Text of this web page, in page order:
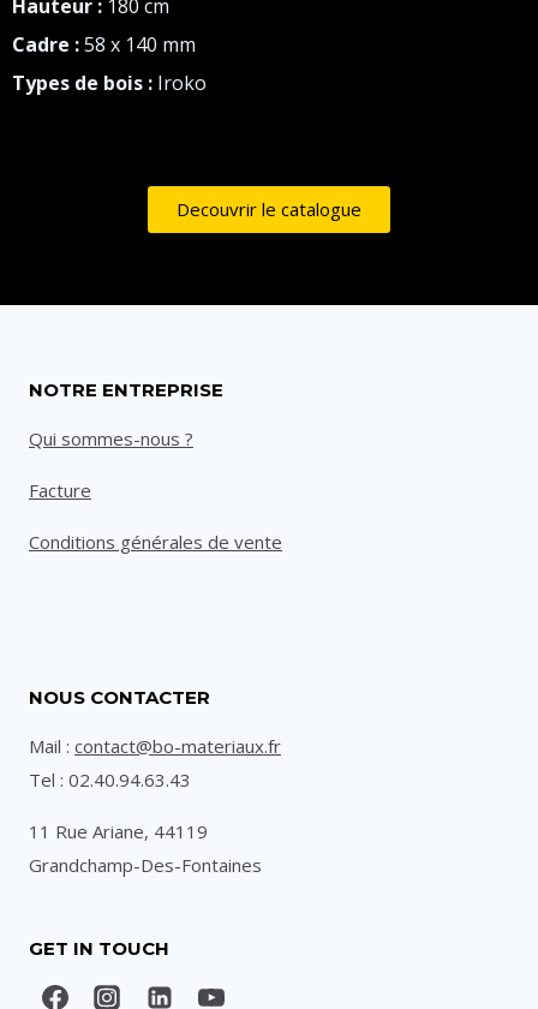
Hauteur : 180 cm
Cadre :58 x 140 mm
Types de bois : Iroko
Decouvrir le catalogue
NOTRE ENTREPRISE
Qui sommes-nous ?
Facture
Conditions générales de vente
NOUS CONTACTER
Mail : contact@bo-materiaux.fr
Tel : 02.40.94.63.43
11 Rue Ariane, 44119
Grandchamp-Des-Fontaines
GET IN TOUCH